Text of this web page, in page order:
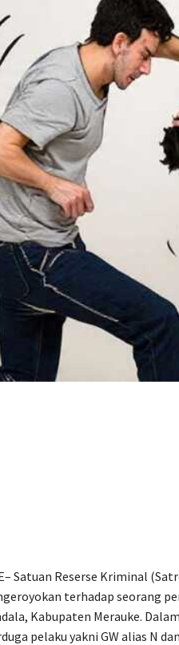
Satuan Reserse Kriminal
terhadap seorang
Kabupaten Merauke.
pelaku yakni GW alias N